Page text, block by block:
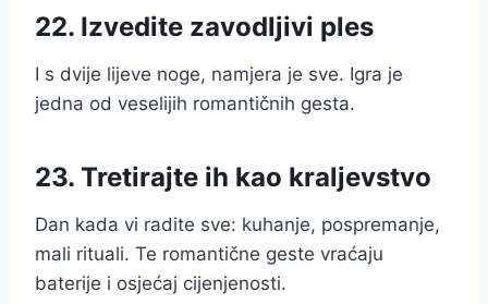
22. Izvedite zavodljivi ples
I s dvije lijeve noge, namjera je sve. Igra je
jedna od veselijih romantičnih gesta.
23. Tretirajte ih kao kraljevstvo
Dan kada vi radite sve: kuhanje, pospremanje,
mali rituali. Te romantične geste vraćaju
baterije i osjećaj cijenjenosti.